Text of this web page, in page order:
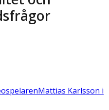
Mattias Karlsson i